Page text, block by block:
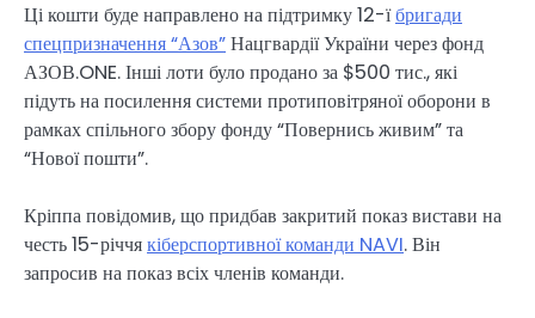
Ці кошти буде направлено на підтримку 12-їбригади
спецпризначення “Азов”Нацгвардії України через фонд
АЗОВ.ONE. Інші лоти було продано за $500 тис., які
підуть на посилення системи протиповітряної оборони в
рамках спільного збору фонду “Повернись живим” та
“Нової пошти”.
Кріппа повідомив, що придбав закритий показ вистави на
честь 15-річчякіберспортивної команди NAVI. Він
запросив на показ всіх членів команди.